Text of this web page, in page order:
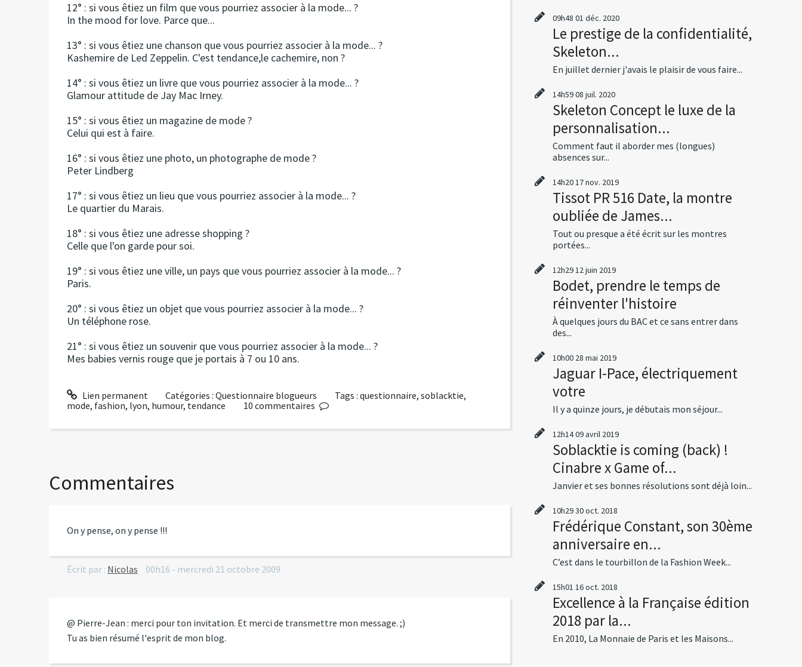
12° : si vous êtiez un film que vous pourriez associer à la mode... ?
In the mood for love. Parce que...
13° : si vous êtiez une chanson que vous pourriez associer à la mode... ?
Kashemire de Led Zeppelin. C'est tendance,le cachemire, non ?
14° : si vous êtiez un livre que vous pourriez associer à la mode... ?
Glamour attitude de Jay Mac Irney.
15° : si vous êtiez un magazine de mode ?
Celui qui est à faire.
16° : si vous êtiez une photo, un photographe de mode ?
Peter Lindberg
17° : si vous êtiez un lieu que vous pourriez associer à la mode... ?
Le quartier du Marais.
18° : si vous êtiez une adresse shopping ?
Celle que l'on garde pour soi.
19° : si vous êtiez une ville, un pays que vous pourriez associer à la mode... ?
Paris.
20° : si vous êtiez un objet que vous pourriez associer à la mode... ?
Un téléphone rose.
21° : si vous êtiez un souvenir que vous pourriez associer à la mode... ?
Mes babies vernis rouge que je portais à 7 ou 10 ans.
Lien permanent Catégories :Questionnaire blogueurs Tags :questionnaire,soblacktie,
mode, fashion, lyon, humour, tendance 10 commentaires
Commentaires
On y pense, on y pense !!!
Écrit par : Nicolas 00h16 - mercredi 21 octobre 2009
@ Pierre-Jean : merci pour ton invitation. Et merci de transmettre mon message. ;)
Tu as bien résumé l'esprit de mon blog.
09h48 01 déc. 2020
Le prestige de la confidentialité,
Skeleton...
En juillet dernier j'avais le plaisir de vous faire...
14h5908 juil. 2020
Skeleton Concept le luxe de la
personnalisation...
Comment faut il aborder mes (longues)
absences sur...
14h2017nov. 2019
Tissot PR 516 Date, la montre
oubliée de James...
Tout ou presque a été écrit sur les montres
portées...
12h2912juin 2019
Bodet, prendre le temps de
réinventer l'histoire
À quelques jours du BAC et ce sans entrer dans
des...
10h00 28 mai 2019
Jaguar I-Pace, électriquement
votre
Il y a quinze jours, je débutais mon séjour...
12h1409avril 2019
Soblacktie is coming (back) !
Cinabre x Game of...
Janvier et ses bonnes résolutions sont déjà loin...
10h2930oct. 2018
Frédérique Constant, son 30ème
anniversaire en...
C’est dans le tourbillon de la Fashion Week...
15h01 16oct. 2018
Excellence à la Française édition
2018 par la...
En 2010, La Monnaie de Paris et les Maisons...